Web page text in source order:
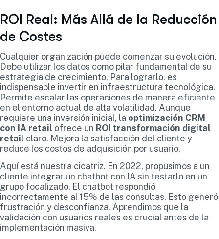
ROI Real: Más Allá de la Reducción
de Costes
Cualquier organización puede comenzar su evolución.
Debe utilizar los datos como pilar fundamental de su
estrategia de crecimiento. Para lograrlo, es
indispensable invertir en infraestructura tecnológica.
Permite escalar las operaciones de manera eficiente
en el entorno actual de alta volatilidad. Aunque
requiere una inversión inicial, la optimización CRM
con IA retail ofrece un ROI transformación digital
retail claro. Mejora la satisfacción del cliente y
reduce los costos de adquisición por usuario.
Aquí está nuestra cicatriz. En 2022, propusimos a un
cliente integrar un chatbot con IA sin testarlo en un
grupo focalizado. El chatbot respondió
incorrectamente al 15% de las consultas. Esto generó
frustración y desconfianza. Aprendimos que la
validación con usuarios reales es crucial antes de la
implementación masiva.